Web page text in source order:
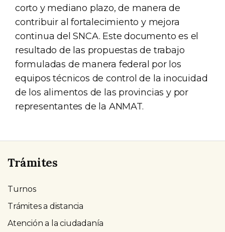
corto y mediano plazo, de manera de
contribuir al fortalecimiento y mejora
continua del SNCA. Este documento es el
resultado de las propuestas de trabajo
formuladas de manera federal por los
equipos técnicos de control de la inocuidad
de los alimentos de las provincias y por
representantes de la ANMAT.
Trámites
Turnos
Trámites a distancia
Atención a la ciudadanía